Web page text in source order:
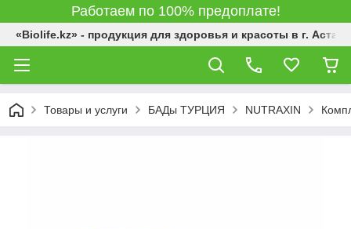
Работаем по 100% предоплате!
«Biolife.kz» - продукция для здоровья и красоты в г. Астана
Товары и услуги БАДы ТУРЦИЯ NUTRAXIN